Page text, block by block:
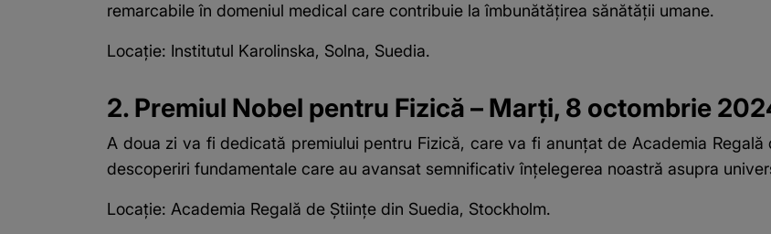
remarcabile în domeniul medical care contribuie la îmbunătățirea sănătății umane.
Locație: Institutul Karolinska, Solna, Suedia.
2. Premiul Nobel pentru Fizică – Marți, 8 octombrie
A doua zi va fi dedicată premiului pentru Fizică, care va fi anunțat de Academia
descoperiri fundamentale care au avansat semnificativ înțelegerea noastră asupra
Locație: Academia Regală de Științe din Suedia, Stockholm.